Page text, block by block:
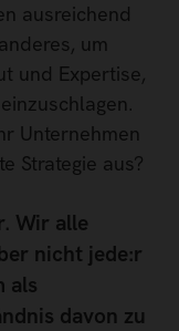
ausreichend
um
und Expertise,
Unternehmen
Strategie aus?
Wir alle
nicht jede:r
als
davon zu